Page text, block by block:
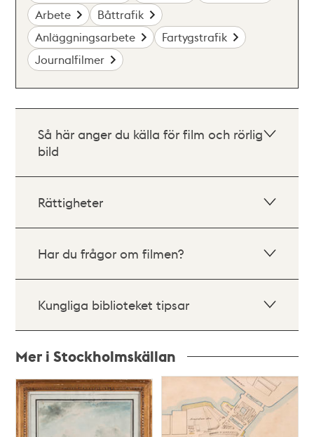
Arbete
Båttrafik
Anläggningsarbete
Fartygstrafik
Journalfilmer
Så här anger du källa för film och rörlig
bild
Rättigheter
Har du frågor om filmen?
Kungliga biblioteket tipsar
Mer i Stockholmskällan
Relaterade
poster
och
teman